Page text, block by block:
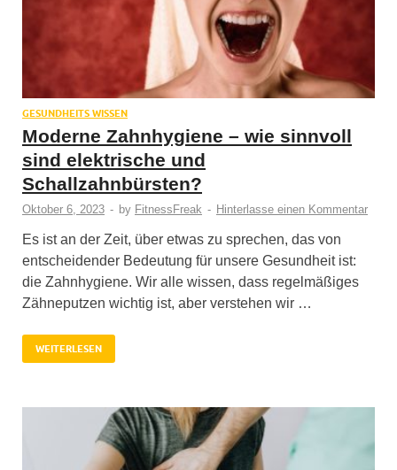
GESUNDHEITS WISSEN
Moderne Zahnhygiene – wie sinnvoll
sind elektrische und
Schallzahnbürsten?
Oktober 6, 2023 - by FitnessFreak - Hinterlasse einen Kommentar
Es ist an der Zeit, über etwas zu sprechen, das von
entscheidender Bedeutung für unsere Gesundheit ist:
die Zahnhygiene. Wir alle wissen, dass regelmäßiges
Zähneputzen wichtig ist, aber verstehen wir …
WEITERLESEN